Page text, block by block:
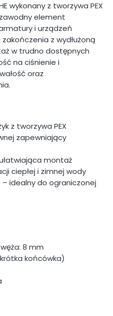
wykonany z tworzywa PEX
element
i urządzeń
z wydłużoną
w trudno dostępnych
na ciśnienie i
oraz
z tworzywa PEX
zapewniający
montaż
ciepłej i zimnej wody
idealny do ograniczonej
8 mm
końcówka)